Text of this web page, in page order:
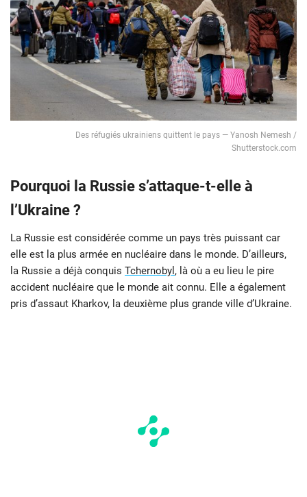
Des réfugiés ukrainiens quittent le pays — Yanosh Nemesh /
Shutterstock.com
Pourquoi la Russie s’attaque-t-elle à
l’Ukraine ?
La Russie est considérée comme un pays très puissant car
elle est la plus armée en nucléaire dans le monde. D’ailleurs,
la Russie a déjà conquis Tchernobyl , là où a eu lieu le pire
accident nucléaire que le monde ait connu. Elle a également
pris d’assaut Kharkov, la deuxième plus grande ville d’Ukraine.